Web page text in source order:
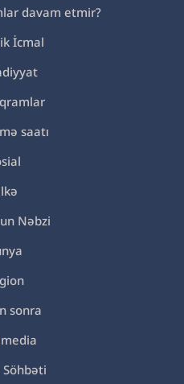
davam etmir?
İcmal
saatı
Nəbzi
sonra